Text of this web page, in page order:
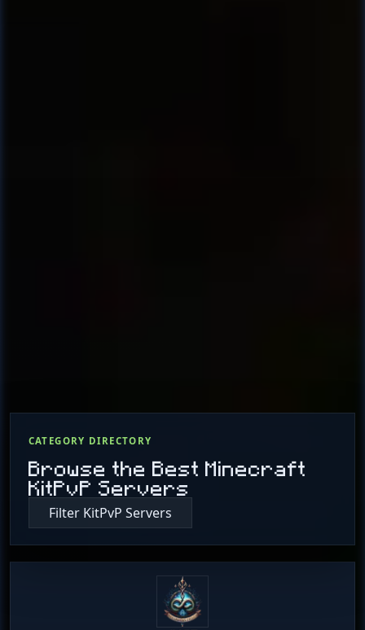
CATEGORY DIRECTORY
Browse the Best Minecraft
KitPvP Servers
Filter KitPvP Servers